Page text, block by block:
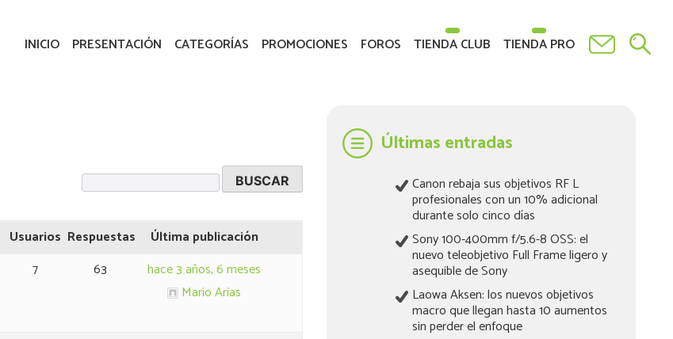
para plantear dudas a Mario Arias sobre el mundo de la fotografía.
INICIO PRESENTACIÓN CATEGORÍAS PROMOCIONES FOROS TIENDA CLUB TIENDA PRO
Usuarios Respuestas Última publicación
7 63
hace 3 años, 6 meses
Mario Arias
Últimas entradas
Canon rebaja sus objetivos RF L
profesionales con un 10% adicional
durante solo cinco días
Sony 100-400mm f/5.6-8 OSS: el
nuevo teleobjetivo Full Frame ligero y
asequible de Sony
Laowa Aksen: los nuevos objetivos
macro que llegan hasta 10 aumentos
sin perder el enfoque